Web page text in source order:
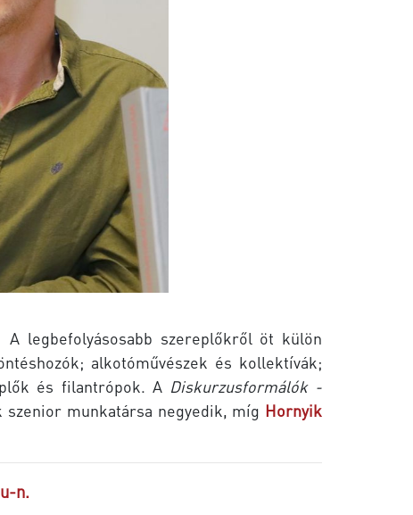
legbefolyásosabb szereplőkről öt külön
alkotóművészek és kollektívák;
és filantrópok. A Diskurzusformálók -
szenior munkatársa negyedik, míg Hornyik
n.